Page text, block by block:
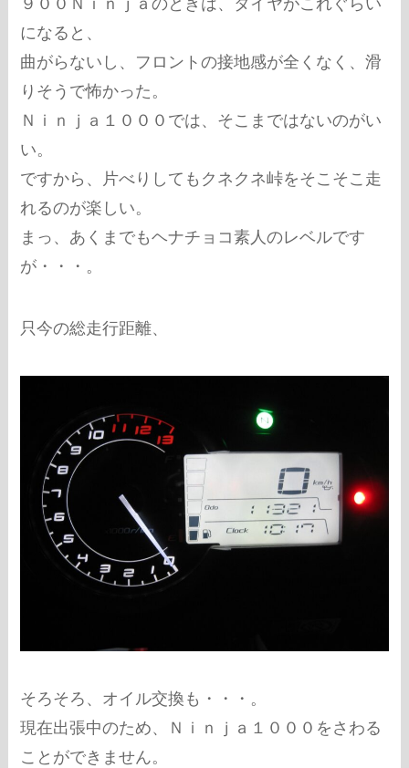
９００Ｎｉｎｊａのときは、タイヤがこれぐらい
になると、
曲がらないし、フロントの接地感が全くなく、滑
りそうで怖かった。
Ｎｉｎｊａ１０００では、そこまではないのがい
い。
ですから、片べりしてもクネクネ峠をそこそこ走
れるのが楽しい。
まっ、あくまでもヘナチョコ素人のレベルです
が・・・。
只今の総走行距離、
そろそろ、オイル交換も・・・。
現在出張中のため、Ｎｉｎｊａ１０００をさわる
ことができません。